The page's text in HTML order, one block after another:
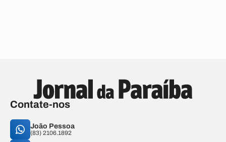
Contate-nos
João Pessoa
(83) 2106.1892